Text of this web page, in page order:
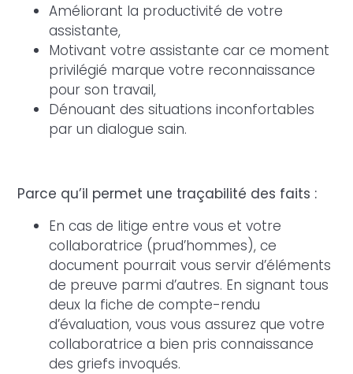
Améliorant la productivité de votre
assistante,
Motivant votre assistante car ce moment
privilégié marque votre reconnaissance
pour son travail,
Dénouant des situations inconfortables
par un dialogue sain.
Parce qu’il permet une traçabilité des faits :
En cas de litige entre vous et votre
collaboratrice (prud’hommes), ce
document pourrait vous servir d’éléments
de preuve parmi d’autres. En signant tous
deux la fiche de compte-rendu
d’évaluation, vous vous assurez que votre
collaboratrice a bien pris connaissance
des griefs invoqués.